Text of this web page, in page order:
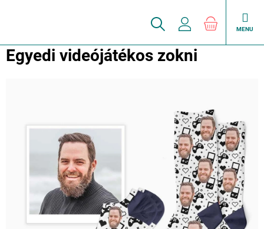
KOSÁR
Egyedi videójátékos zokni